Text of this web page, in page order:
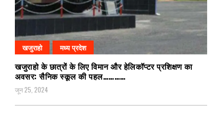
खजुराहो मध्य प्रदेश
खजुराहो के छात्रों के लिए विमान और हेलिकॉप्टर प्रशिक्षण का
अवसर: सैनिक स्कूल की पहल…………
जून 25, 2024